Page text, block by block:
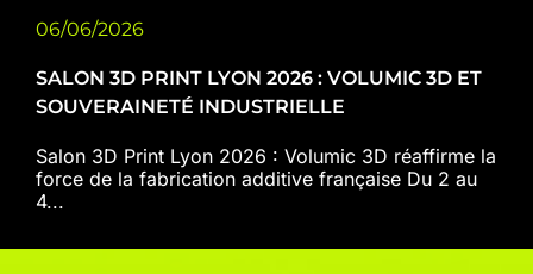
06/06/2026
SALON 3D PRINT LYON 2026 : VOLUMIC 3D ET
SOUVERAINETÉ INDUSTRIELLE
Salon 3D Print Lyon 2026 : Volumic 3D réaffirme la
force de la fabrication additive française Du 2 au
4...